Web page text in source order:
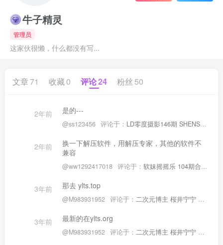
牛子精灵
管理员
这家伙很懒，什么都没有写...
文章71 收藏 0 评论24 粉丝 50
2年前 是的---
@ss123456 评论于： LD零度摄影146期 SHENSHI绅士摄影16期合集 9100P #128
2年前
换一下解压软件，用解压专家，其他的软件不
兼容
@ww1292417018 评论于： 软妹摇摇乐 104期合集 #66
3年前 那去 ylts.top
@M983931952 评论于： 二次元博主 桜井宁宁 写真合集 [185期]
3年前 最新的在ylts.org
@M983931952 评论于： 二次元博主 桜井宁宁 写真合集 [185期]